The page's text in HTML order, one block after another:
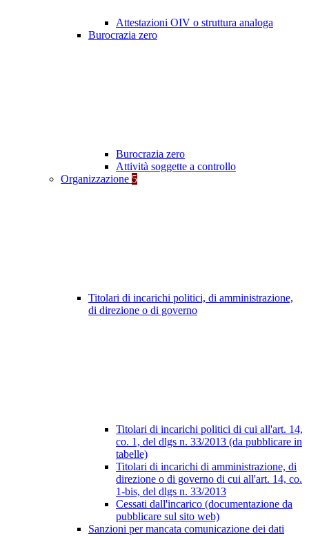
Attestazioni OIV o struttura analoga
Burocrazia zero
Burocrazia zero
Attività soggette a controllo
Organizzazione 5
Titolari di incarichi politici, di amministrazione,
di direzione o di governo
Titolari di incarichi politici di cui all'art. 14,
co. 1, del dlgs n. 33/2013 (da pubblicare in
tabelle)
Titolari di incarichi di amministrazione, di
direzione o di governo di cui all'art. 14, co.
1-bis, del dlgs n. 33/2013
Cessati dall'incarico (documentazione da
pubblicare sul sito web)
Sanzioni per mancata comunicazione dei dati